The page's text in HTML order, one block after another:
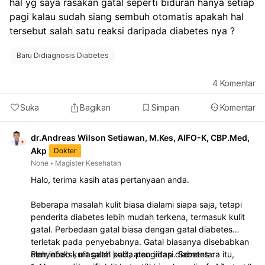
Menjaga kadar gula darah tetap terkontrol:Ini adalah
kunci utama untuk mencegah kerusakan lebih lanjut
pada pembuluh darah mata.
membantu menjaga kadar gula darah stabil.
spesialis mata secara teratur untuk deteksi dini dan
penanganan komplikasi seperti katarak diabetik,
retinopati diabetik, atau edema makula diabetik.
pengobatan dari dokter mata. Sangat disarankan
untuk berkonsultasi dengan dokter yang merawat
diabetes Anda untuk penyesuaian terapi dan juga
memeriksakan diri ke dokter spesialis mata untuk
hal yg saya rasakan gatal seperti biduran hanya setiap
pagi kalau sudah siang sembuh otomatis apakah hal
tersebut salah satu reaksi daripada diabetes nya ?
Baru Didiagnosis Diabetes
Suka Bagikan Simpan Komentar
4 Komentar
dr.Andreas Wilson Setiawan, M.Kes, AIFO-K, CBP.Med,
Akp
Dokter
None
Magister Kesehatan
Halo, terima kasih atas pertanyaan anda.
Beberapa masalah kulit biasa dialami siapa saja, tetapi
penderita diabetes lebih mudah terkena, termasuk kulit
gatal. Perbedaan gatal biasa dengan gatal diabetes
terletak pada penyebabnya. Gatal biasanya disebabkan
oleh infeksi, masalah kulit, atau iritasi. Sementara itu,
Penyebab kulit gatal pada pengidap diabetes :